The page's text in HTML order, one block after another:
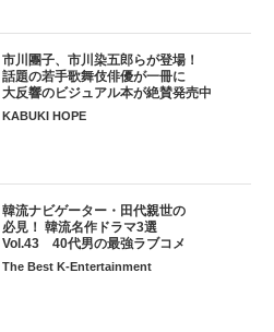
市川團子、市川染五郎らが登場！
話題の若手歌舞伎俳優が一冊に
大反響のビジュアル本が絶賛発売中
KABUKI HOPE
韓流ナビゲーター・田代親世の
必見！ 韓流名作ドラマ3選
Vol.43 40代男の最強ラブコメ
The Best K-Entertainment